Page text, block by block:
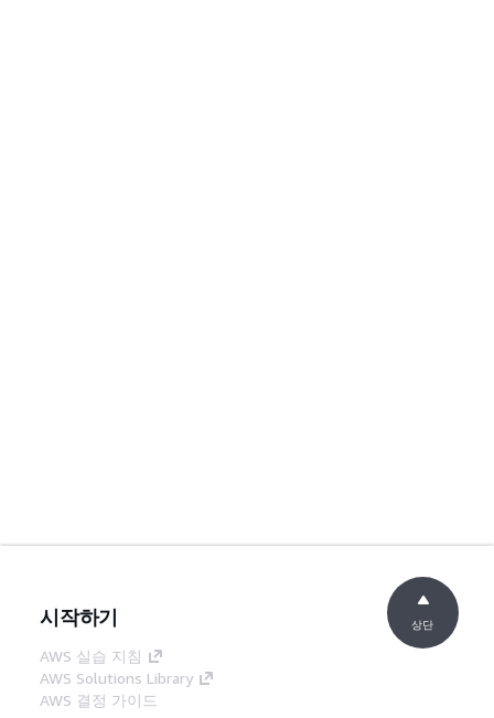
시작하기
AWS 실습 지침
AWS Solutions Library
AWS 결정 가이드
상단